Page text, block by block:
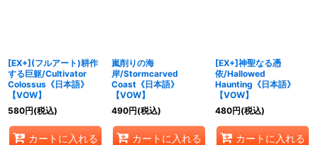
[EX+](フルアート)耕作
する巨躯/Cultivator
Colossus《日本語》
【VOW】
580円(税込)
カートに入れる
嵐削りの海
岸/Stormcarved
Coast《日本語》
【VOW】
490円(税込)
カートに入れる
[EX+]神聖なる憑
依/Hallowed
Haunting《日本語》
【VOW】
480円(税込)
カートに入れる